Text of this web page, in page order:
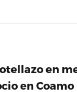
en
en Coamo